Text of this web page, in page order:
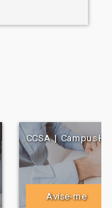
CCSA | Campus
Avise-me